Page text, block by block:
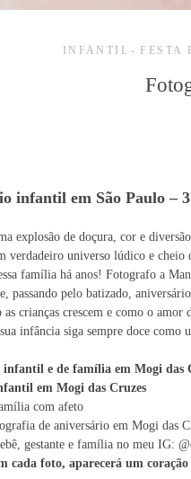
INFANTIL FESTA
infantil em São Paulo –
explosão de doçura, cor e
verdadeiro universo lúdico e cheio
família há anos! Fotografo a
passando pelo batizado,
as crianças crescem e como o
infância siga sempre doce
e de família em Mogi das
em Mogi das Cruzes
com afeto
de aniversário em Mogi das
gestante e família no meu IG:
cada foto, aparecerá um